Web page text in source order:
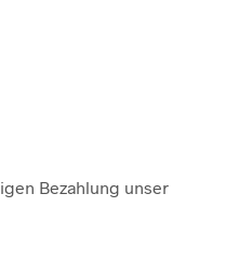
Bezahlung unser